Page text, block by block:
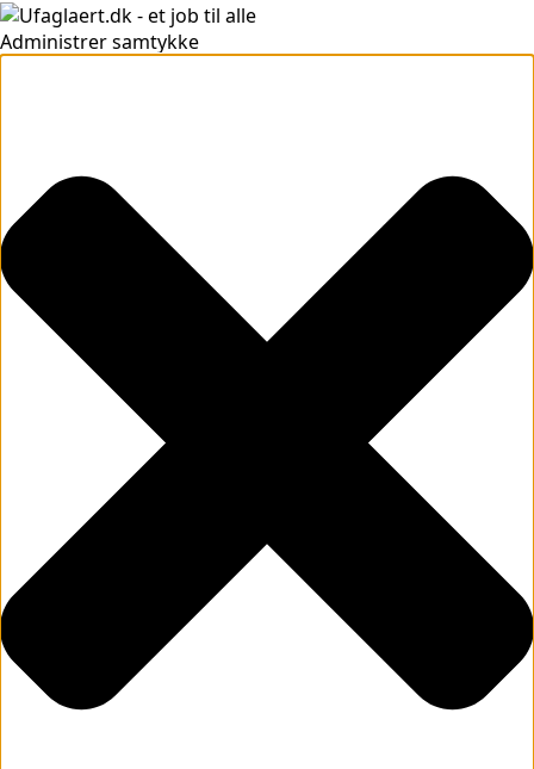
Administrer samtykke